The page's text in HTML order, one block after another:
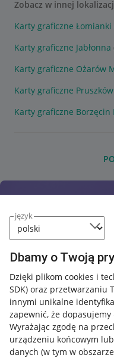
język
Dbamy o Twoją
Dzięki plikom cookies i
SDK) oraz przetwarzaniu
innymi unikalne
zapewnić, że
Wyrażając zgodę na
urządzeniu końcowym
danych (w tym w
Zobacz w innej
Karty graficzne Łomianki
Karty graficzne Jabłonna
Karty graficzne Ożarów
Karty graficzne Pruszków
Karty graficzne Borzęcin